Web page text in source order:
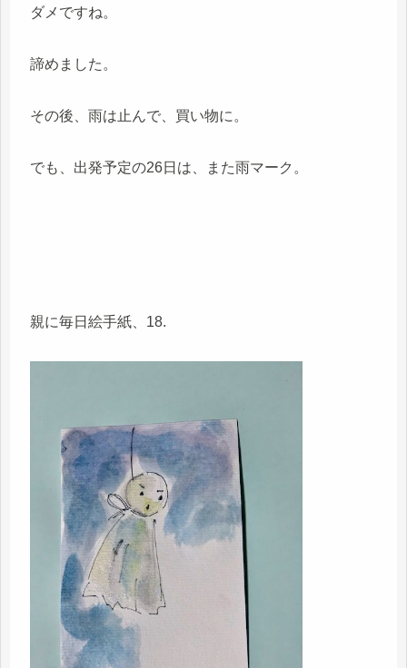
ダメですね。
諦めました。
その後、雨は止んで、買い物に。
でも、出発予定の26日は、また雨マーク。
親に毎日絵手紙、18.